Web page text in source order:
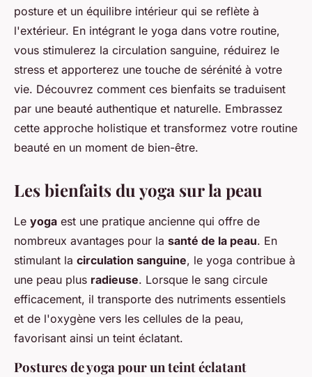
Joseph• 18 novembre 2024•8 min de lecture
posture et un équilibre intérieur qui se reflète à
l'extérieur. En intégrant le yoga dans votre routine,
vous stimulerez la circulation sanguine, réduirez le
stress et apporterez une touche de sérénité à votre
vie. Découvrez comment ces bienfaits se traduisent
par une beauté authentique et naturelle. Embrassez
cette approche holistique et transformez votre routine
beauté en un moment de bien-être.
Les bienfaits du yoga sur la peau
Le yoga est une pratique ancienne qui offre de
nombreux avantages pour la santé de la peau. En
stimulant la circulation sanguine, le yoga contribue à
une peau plus radieuse. Lorsque le sang circule
efficacement, il transporte des nutriments essentiels
et de l'oxygène vers les cellules de la peau,
favorisant ainsi un teint éclatant.
Postures de yoga pour un teint éclatant